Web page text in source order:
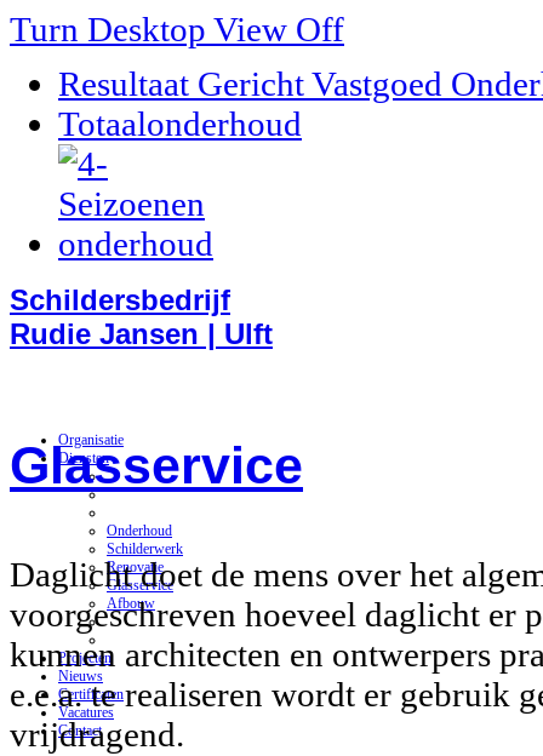
Turn Desktop View Off
Resultaat Gericht Vastgoed
Totaalonderhoud
Schildersbedrijf
Rudie Jansen | Ulft
Organisatie
Diensten
Onderhoud
Schilderwerk
Renovatie
Glasservice
Afbouw
Projecten
Nieuws
Certificaten
Vacatures
Contact
Glasservice
Daglicht doet de mens over het
voorgeschreven hoeveel daglicht er
kunnen architecten en ontwerpers
e.e.a. te realiseren wordt er gebruik
vrijdragend.